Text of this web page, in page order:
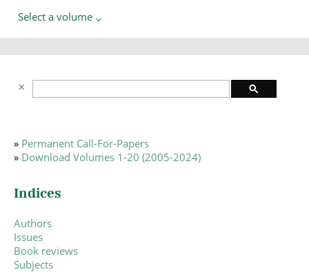
Select a volume
» Permanent Call-For-Papers
» Download Volumes 1-20 (2005-2024)
Indices
Authors
Issues
Book reviews
Subjects